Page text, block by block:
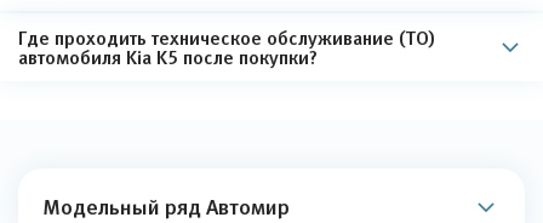
Где проходить техническое обслуживание (ТО)
автомобиля Kia K5 после покупки?
Модельный ряд Автомир